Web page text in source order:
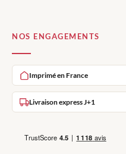
NOS ENGAGEMENTS
Imprimé en France
Livraison express J+1